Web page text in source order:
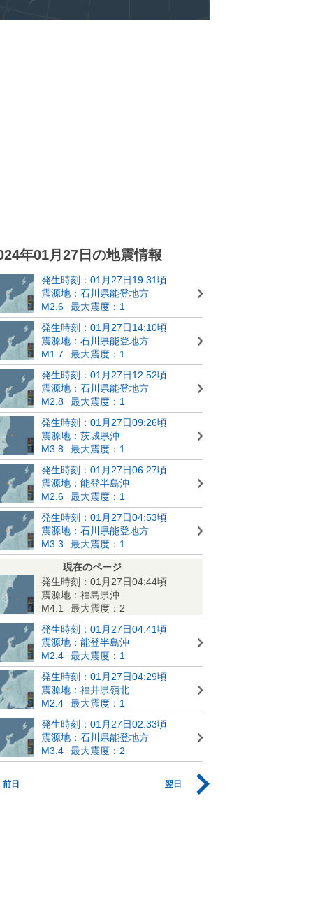
年01月27日の地震情報
発生時刻：01月27日19:31頃
震源地：石川県能登地方
M2.6
最大震度：1
発生時刻：01月27日14:10頃
震源地：石川県能登地方
M1.7
最大震度：1
発生時刻：01月27日12:52頃
震源地：石川県能登地方
M2.8
最大震度：1
発生時刻：01月27日09:26頃
震源地：茨城県沖
M3.8
最大震度：1
発生時刻：01月27日06:27頃
震源地：能登半島沖
M2.6
最大震度：1
発生時刻：01月27日04:53頃
震源地：石川県能登地方
M3.3
最大震度：1
現在のページ
発生時刻：01月27日04:44頃
震源地：福島県沖
M4.1
最大震度：2
発生時刻：01月27日04:41頃
震源地：能登半島沖
M2.4
最大震度：1
発生時刻：01月27日04:29頃
震源地：福井県嶺北
M2.4
最大震度：1
発生時刻：01月27日02:33頃
震源地：石川県能登地方
M3.4
最大震度：2
前日 翌日